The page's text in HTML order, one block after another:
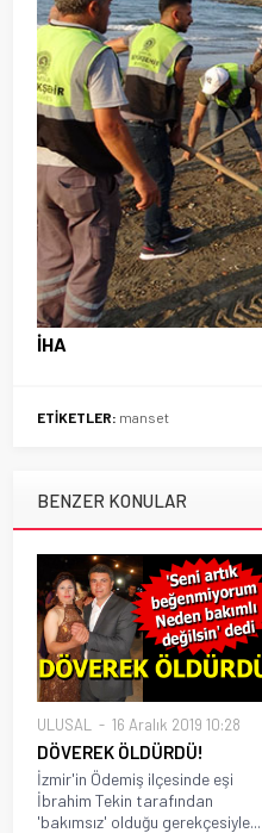
İHA
ETİKETLER: manset
BENZER KONULAR
ULUSAL 16 Aralık 2019 10:28
DÖVEREK ÖLDÜRDÜ!
İzmir'in Ödemiş ilçesinde eşi
İbrahim Tekin tarafından
'bakımsız' olduğu gerekçesiyle...